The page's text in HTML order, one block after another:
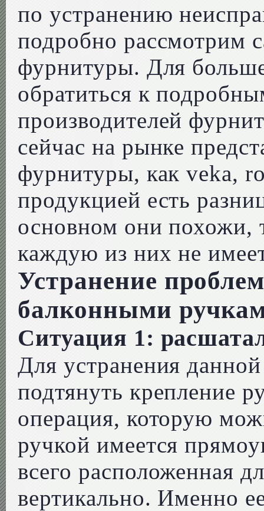
по устранению
подробно рассмотрим
фурнитуры. Для
обратиться к
производителей
сейчас на рынке
фурнитуры, как veka,
продукцией есть
основном они похожи,
каждую из них не
Устранение
балконными
Ситуация 1:
Для устранения
подтянуть крепление
операция, которую
ручкой имеется
всего расположенная
вертикально. Именно